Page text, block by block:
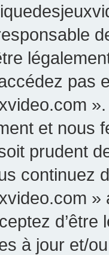
pas
et
prudent
continuez
à jour et/